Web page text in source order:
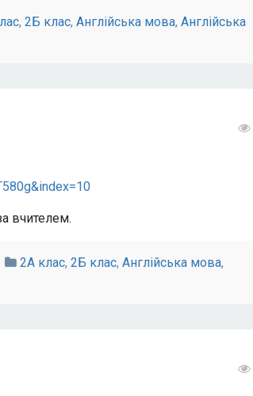
, 2Б клас, Англійська мова, Англійська
вчителем.
2А клас, 2Б клас, Англійська мова,